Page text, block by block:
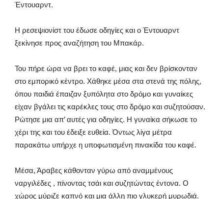
Έντουαρντ.
Η ρεσεψιονίστ του έδωσε οδηγίες και ο Έντουαρντ
ξεκίνησε προς αναζήτηση του Μπακάρ.
Του πήρε ώρα να βρει το καφέ, μιας και δεν βρίσκονταν
στο εμπορικό κέντρο. Χάθηκε μέσα στα στενά της πόλης,
όπου παιδιά έπαιζαν ξυπόλητα στο δρόμο και γυναίκες
είχαν βγάλει τις καρέκλες τους στο δρόμο και συζητούσαν.
Ρώτησε μια απ’ αυτές για οδηγίες. Η γυναίκα σήκωσε το
χέρι της και του έδειξε ευθεία. Όντως λίγα μέτρα
παρακάτω υπήρχε η υποφωτισμένη πινακίδα του καφέ.
Μέσα, Άραβες κάθονταν γύρω από αναμμένους
ναργιλέδες , πίνοντας τσάι και συζητώντας έντονα. Ο
χώρος μύριζε καπνό και μια άλλη πιο γλυκερή μυρωδιά.